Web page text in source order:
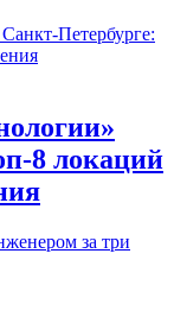
8 локаций